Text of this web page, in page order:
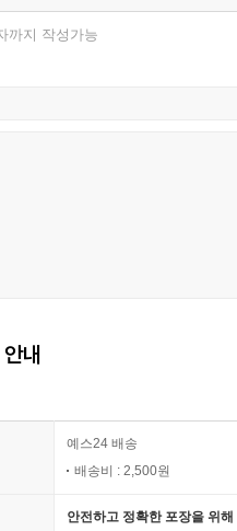
까지 작성가능
내
예스24 배송
배송비 : 2,500원
안전하고 정확한 포장을 위